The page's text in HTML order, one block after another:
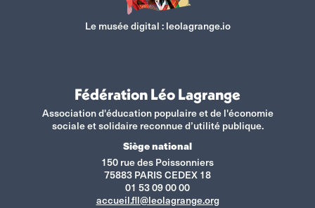
Le musée digital :leolagrange.io
Fédération Léo Lagrange
Association d'éducation populaire et de l'économie
sociale et solidaire reconnue d’utilité publique.
Siège national
150 rue des Poissonniers
75883 PARIS CEDEX 18
01 53 09 00 00
accueil.fll@leolagrange.org